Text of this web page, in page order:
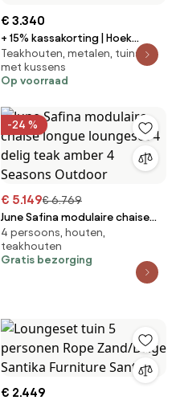
€ 3.340
+ 15% kassakorting | Hoek
loungeset SUNS | 5 personen |
Loungeset Beige | Hoekbank
Gecoat metaal | 255x255cm |
Teakhouten, metalen, tuinsets
met kussens
Op voorraad
-24 %
€ 5.149€ 6.769
June Safina modulaire chaise
longue loungeset 4 delig teak
amber 4 Seasons Outdoor
4 persoons, houten,
teakhouten
Gratis bezorging
€ 2.449